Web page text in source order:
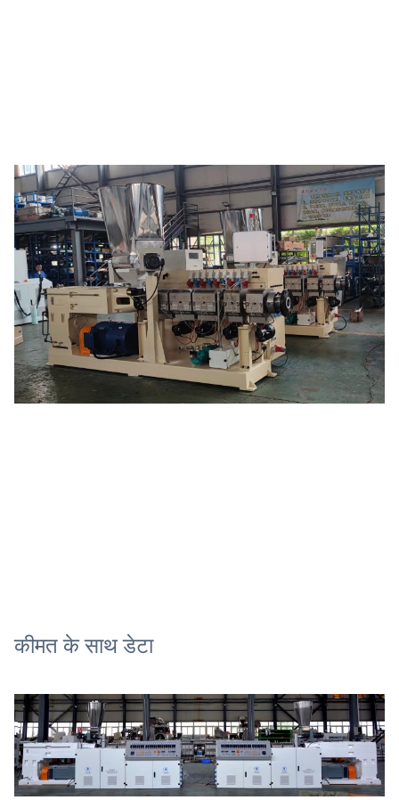
कीमत के साथ डेटा